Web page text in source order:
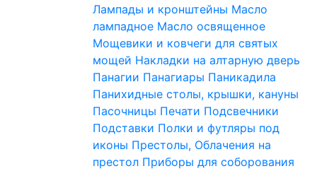
Лампады и кронштейны Масло
лампадное Масло освященное
Мощевики и ковчеги для святых
мощей Накладки на алтарную дверь
Панагии Панагиары Паникадила
Панихидные столы, крышки, кануны
Пасочницы Печати Подсвечники
Подставки Полки и футляры под
иконы Престолы, Облачения на
престол Приборы для соборования